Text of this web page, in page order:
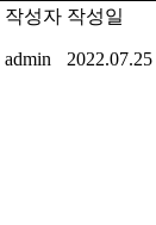
작성자 작성일
admin 2022.07.25